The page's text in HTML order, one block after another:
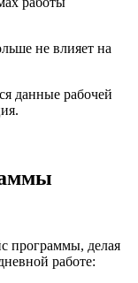
не влияет на
данные рабочей
программы, делая
работе: